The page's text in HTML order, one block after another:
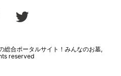
合ポータルサイト！みんなのお墓,
reserved